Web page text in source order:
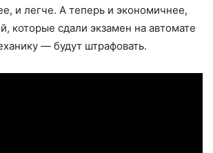
и легче. А теперь и экономичнее,
которые сдали экзамен на автомате
— будут штрафовать.